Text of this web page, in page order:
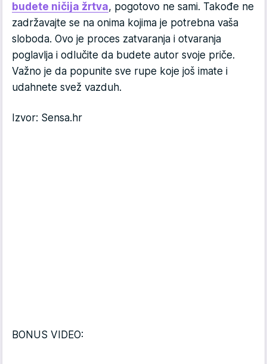
budete ničija žrtva, pogotovo ne sami. Takođe ne
zadržavajte se na onima kojima je potrebna vaša
sloboda. Ovo je proces zatvaranja i otvaranja
poglavlja i odlučite da budete autor svoje priče.
Važno je da popunite sve rupe koje još imate i
udahnete svež vazduh.
Izvor: Sensa.hr
BONUS VIDEO: